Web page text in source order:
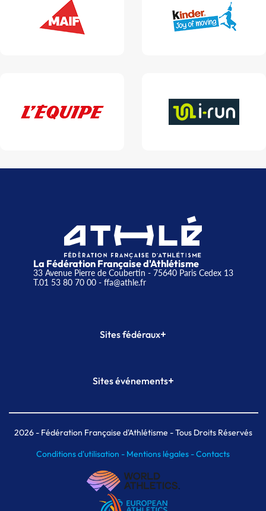
La Fédération Française d'Athlétisme
33 Avenue Pierre de Coubertin - 75640 Paris Cedex 13
T.01 53 80 70 00- ffa@athle.fr
Sites fédéraux+
Plateforme Formation
Sites événements+
Meeting de Paris indoor
MAIF Ekiden de Paris
2026- Fédération Française d'Athlétisme - Tous Droits Réservés
Conditions d'utilisation - Mentions légales -Contacts